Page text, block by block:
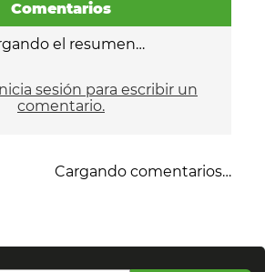
Comentarios
el resumen…
sesión para escribir un
comentario.
Cargando comentarios…